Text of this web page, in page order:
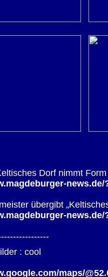
Dorf nimmt
übergibt
: cool
maps/